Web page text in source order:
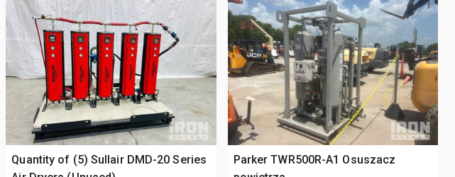
Quantity of (5) Sullair DMD-20 Series
Parker TWR500R-A1 Osuszacz